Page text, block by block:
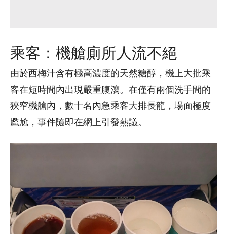
乘客：機艙廁所人流不絕
由於西梅汁含有極高濃度的天然糖醇，機上大批乘
客在短時間內出現嚴重腹瀉。在僅有兩個洗手間的
狹窄機艙內，數十名內急乘客大排長龍，場面極度
尷尬，事件隨即在網上引發熱議。